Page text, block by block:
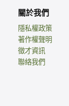
關於我們
隱私權政策
著作權聲明
徵才資訊
聯絡我們